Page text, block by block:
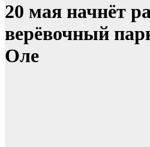
20 мая начнёт
верёвочный
Оле